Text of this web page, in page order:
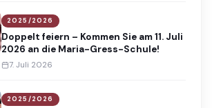
2025/2026
Doppelt feiern – Kommen Sie am 11. Juli
2026 an die Maria-Gress-Schule!
7. Juli 2026
2025/2026